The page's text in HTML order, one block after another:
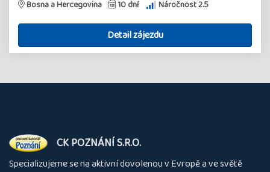
Bosna a Hercegovina 10 dní Náročnost 2.5
Detail zájezdu
O
nás
CK POZNÁNÍ S.R.O.
Specializujeme se na aktivní dovolenou v Evropě a ve světě